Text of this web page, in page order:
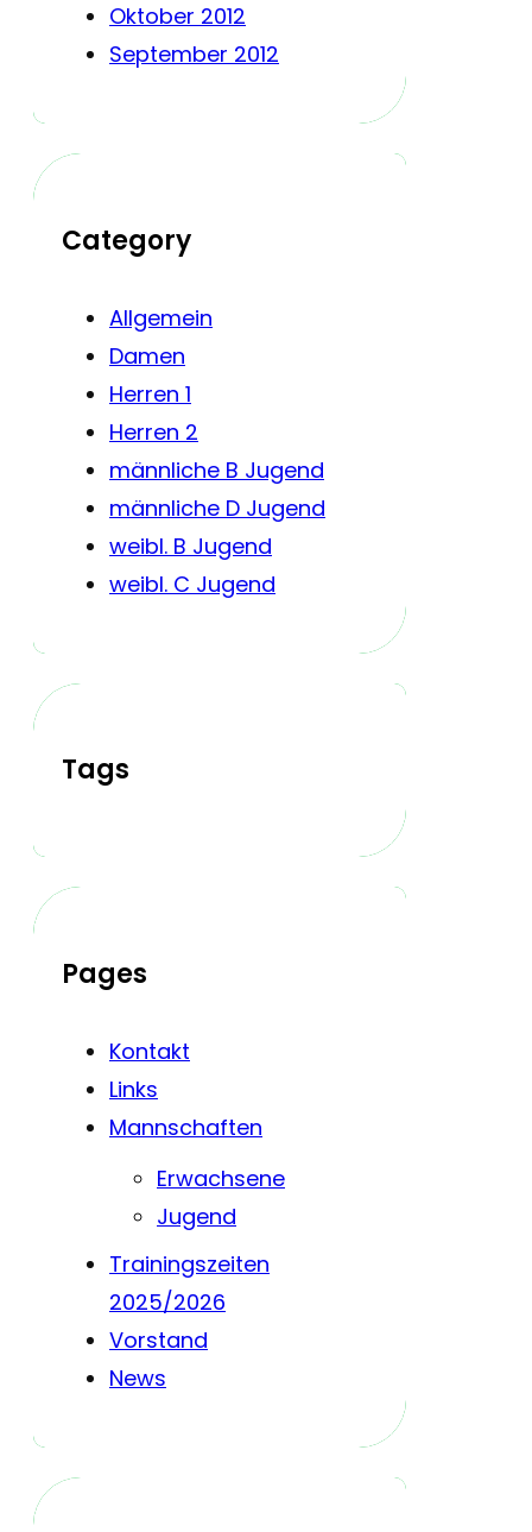
Oktober 2012
September 2012
Category
Allgemein
Damen
Herren 1
Herren 2
männliche B Jugend
männliche D Jugend
weibl. B Jugend
weibl. C Jugend
Tags
Pages
Kontakt
Links
Mannschaften
Erwachsene
Jugend
Trainingszeiten
2025/2026
Vorstand
News